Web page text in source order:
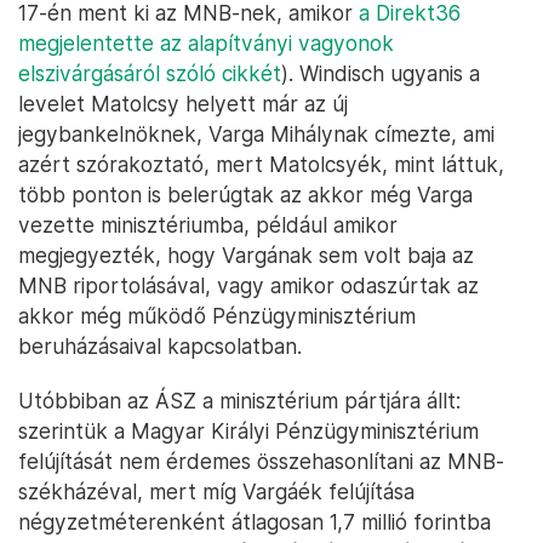
„atipikus” lett volna, „a piaci gyakorlatra
tekintettel vitatható”.
Varga Mihályt le is szidták, meg nem is
Hogy erre az ÁSZ mit reagált, felesleges lenne
megismételni, az észrevételeket a végső
jelentésben is szereplő érvekre hivatkozva nem
fogadta el. Egy apró részlet miatt azonban
mégiscsak érdemes egy kicsit elidőzni Windisch
László válaszán (ami egyébként épp aznap, március
17-én ment ki az MNB-nek, amikor
elszivárgásáról szóló cikkét). Windisch ugyanis a
levelet Matolcsy helyett már az új
jegybankelnöknek, Varga Mihálynak címezte, ami
azért szórakoztató, mert Matolcsyék, mint láttuk,
több ponton is belerúgtak az akkor még Varga